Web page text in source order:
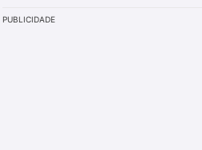
PUBLICIDADE